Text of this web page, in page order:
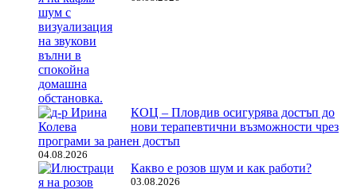
КОЦ – Пловдив осигурява достъп до
нови терапевтични възможности чрез
програми за ранен достъп
04.08.2026
Какво е розов шум и как работи?
03.08.2026